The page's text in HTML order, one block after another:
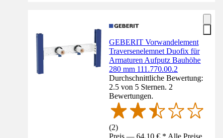
GEBERIT Vorwandelement
Traversenelemnet Duofix für
Armaturen Aufputz Bauhöhe
280 mm 111.770.00.2
Durchschnittliche Bewertung:
2.5 von 5 Sternen. 2
Bewertungen.
(2)
Preis — 64,10 € * Alle Preise